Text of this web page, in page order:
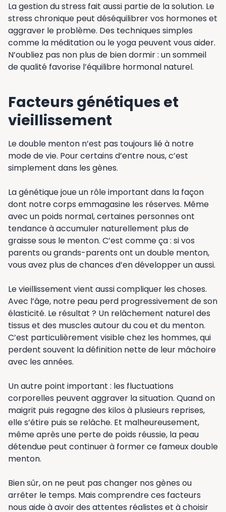
La gestion du stress fait aussi partie de la solution. Le
stress chronique peut déséquilibrer vos hormones et
aggraver le problème. Des techniques simples
comme la méditation ou le yoga peuvent vous aider.
N’oubliez pas non plus de bien dormir : un sommeil
de qualité favorise l’équilibre hormonal naturel.
Facteurs génétiques et
vieillissement
Le double menton n’est pas toujours lié à notre
mode de vie. Pour certains d’entre nous, c’est
simplement dans les gènes.
La génétique joue un rôle important dans la façon
dont notre corps emmagasine les réserves. Même
avec un poids normal, certaines personnes ont
tendance à accumuler naturellement plus de
graisse sous le menton. C’est comme ça : si vos
parents ou grands-parents ont un double menton,
vous avez plus de chances d’en développer un aussi.
Le vieillissement vient aussi compliquer les choses.
Avec l’âge, notre peau perd progressivement de son
élasticité. Le résultat ? Un relâchement naturel des
tissus et des muscles autour du cou et du menton.
C’est particulièrement visible chez les hommes, qui
perdent souvent la définition nette de leur mâchoire
avec les années.
Un autre point important : les fluctuations
corporelles peuvent aggraver la situation. Quand on
maigrit puis regagne des kilos à plusieurs reprises,
elle s’étire puis se relâche. Et malheureusement,
même après une perte de poids réussie, la peau
détendue peut continuer à former ce fameux double
menton.
Bien sûr, on ne peut pas changer nos gènes ou
arrêter le temps. Mais comprendre ces facteurs
nous aide à avoir des attentes réalistes et à choisir